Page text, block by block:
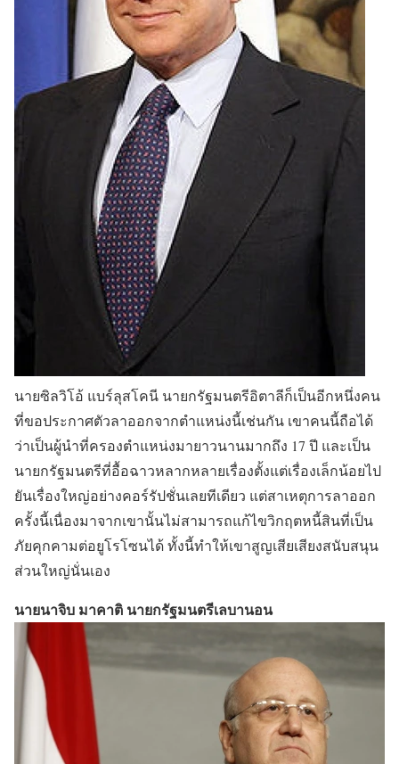
นายซิลวิโอ้ แบร์ลุสโคนี นายกรัฐมนตรีอิตาลีก็เป็นอีกหนึ่งคน
ที่ขอประกาศตัวลาออกจากตำแหน่งนี้เช่นกัน เขาคนนี้ถือได้
ว่าเป็นผู้นำที่ครองตำแหน่งมายาวนานมากถึง 17 ปี และเป็น
นายกรัฐมนตรีที่อื้อฉาวหลากหลายเรื่องตั้งแต่เรื่องเล็กน้อยไป
ยันเรื่องใหญ่อย่างคอร์รัปชั่นเลยทีเดียว แต่สาเหตุการลาออก
ครั้งนี้เนื่องมาจากเขานั้นไม่สามารถแก้ไขวิกฤตหนี้สินที่เป็น
ภัยคุกคามต่อยูโรโซนได้ ทั้งนี้ทำให้เขาสูญเสียเสียงสนับสนุน
ส่วนใหญ่นั่นเอง
นายนาจิบ มาคาติ นายกรัฐมนตรีเลบานอน